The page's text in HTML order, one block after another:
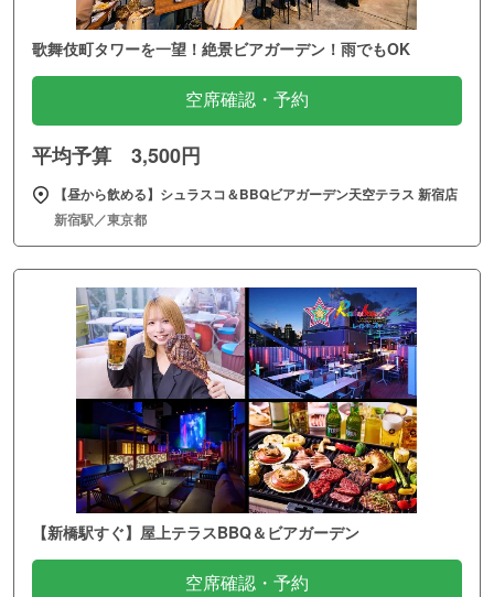
歌舞伎町タワーを一望！絶景ビアガーデン！雨でもOK
空席確認・予約
平均予算 3,500円
【昼から飲める】シュラスコ＆BBQビアガーデン天空テラス 新宿店
新宿駅／東京都
【新橋駅すぐ】屋上テラスBBQ＆ビアガーデン
空席確認・予約